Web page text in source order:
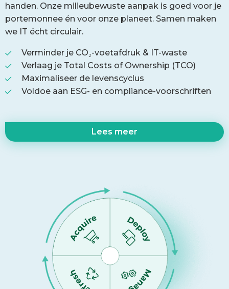
handen. Onze milieubewuste aanpak is goed voor je
portemonnee én voor onze planeet. Samen maken
we IT écht circulair.
Verminder je CO₂-voetafdruk & IT-waste
Verlaag je Total Costs of Ownership (TCO)
Maximaliseer de levenscyclus
Voldoe aan ESG- en compliance-voorschriften
Lees meer